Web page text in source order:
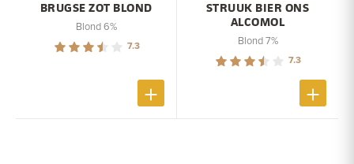
BRUGSE ZOT BLOND
Blond 6%
7.3
STRUUK BIER ONS
ALCOMOL
Blond 7%
7.3